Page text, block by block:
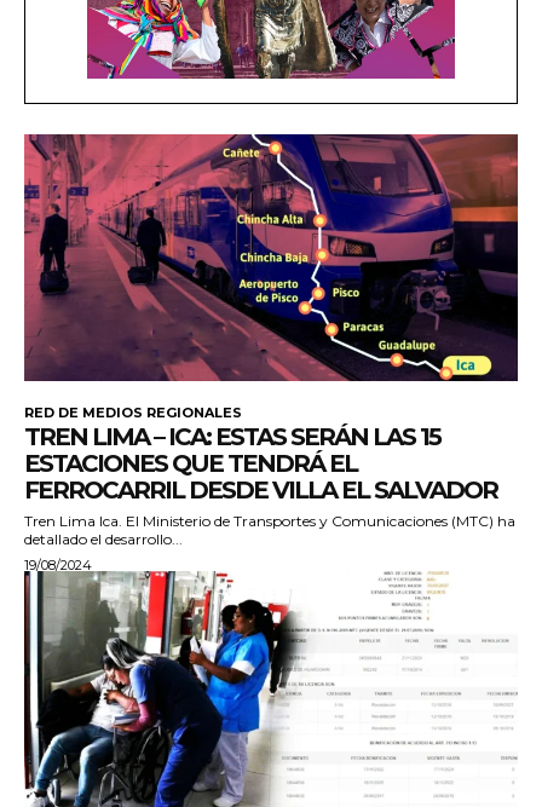
RED DE MEDIOS REGIONALES
TREN LIMA – ICA: ESTAS SERÁN LAS 15
ESTACIONES QUE TENDRÁ EL
FERROCARRIL DESDE VILLA EL SALVADOR
Tren Lima Ica. El Ministerio de Transportes y Comunicaciones (MTC) ha
detallado el desarrollo...
19/08/2024